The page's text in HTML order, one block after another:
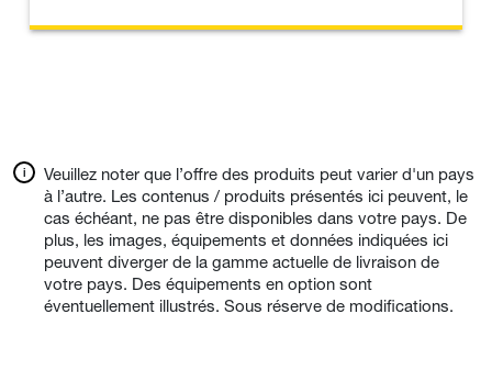
Veuillez noter que l’offre des produits peut varier d'un pays
à l’autre. Les contenus / produits présentés ici peuvent, le
cas échéant, ne pas être disponibles dans votre pays. De
plus, les images, équipements et données indiquées ici
peuvent diverger de la gamme actuelle de livraison de
votre pays. Des équipements en option sont
éventuellement illustrés. Sous réserve de modifications.